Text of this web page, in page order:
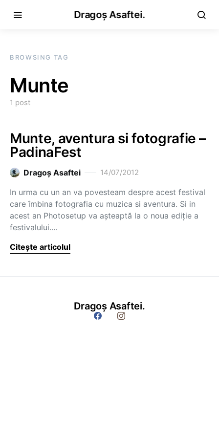
Dragoș Asaftei.
BROWSING TAG
Munte
1 post
Munte, aventura si fotografie –
PadinaFest
Dragoş Asaftei 14/07/2012
In urma cu un an va povesteam despre acest festival
care îmbina fotografia cu muzica si aventura. Si in
acest an Photosetup va așteaptă la o noua ediție a
festivalului.…
Citește articolul
Dragoș Asaftei.